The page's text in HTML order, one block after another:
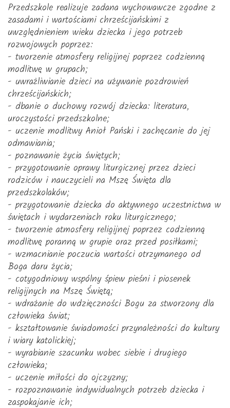
Przedszkole realizuje zadana wychowawcze zgodne z
zasadami i wartościami chrześcijańskimi z
uwzględnieniem wieku dziecka i jego potrzeb
rozwojowych poprzez:
- tworzenie atmosfery religijnej poprzez codzienną
modlitwę w grupach;
- uwrażliwianie dzieci na używanie pozdrowień
chrześcijańskich;
- dbanie o duchowy rozwój dziecka: literatura,
uroczystości przedszkolne;
- uczenie modlitwy Anioł Pański i zachęcanie do jej
odmawiania;
- poznawanie życia świętych;
- przygotowanie oprawy liturgicznej przez dzieci
rodziców i nauczycieli na Mszę Święta dla
przedszkolaków;
- przygotowanie dziecka do aktywnego uczestnictwa w
świętach i wydarzeniach roku liturgicznego;
- tworzenie atmosfery religijnej poprzez codzienną
modlitwę poranną w grupie oraz przed posiłkami;
- wzmacnianie poczucia wartości otrzymanego od
Boga daru życia;
- cotygodniowy wspólny śpiew pieśni i piosenek
religijnych na Mszę Świętą;
- wdrażanie do wdzięczności Bogu za stworzony dla
człowieka świat;
- kształtowanie świadomości przynależności do kultury
i wiary katolickiej;
- wyrabianie szacunku wobec siebie i drugiego
człowieka;
- uczenie miłości do ojczyzny;
- rozpoznawanie indywidualnych potrzeb dziecka i
zaspokajanie ich;